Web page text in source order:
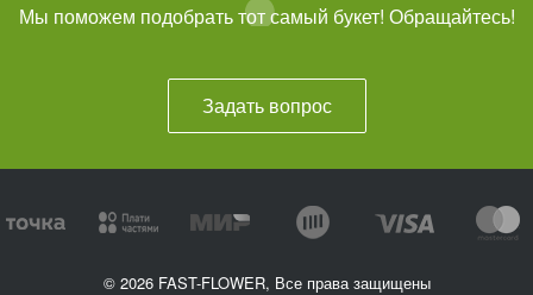
Мы поможем подобрать тот самый букет! Обращайтесь!
Задать вопрос
© 2026 FAST-FLOWER, Все права защищены